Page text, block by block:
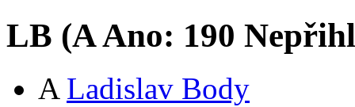
LB (AAno: 190
A Ladislav Body